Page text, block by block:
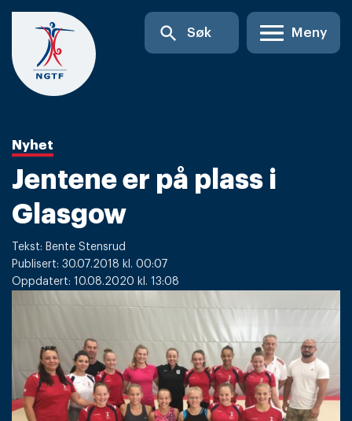
Skip
content
search Søk Meny
Nyhet
Jentene er på plass i
Glasgow
Tekst: Bente Stensrud
Publisert: 30.07.2018 kl. 00:07
Oppdatert: 10.08.2020 kl. 13:08